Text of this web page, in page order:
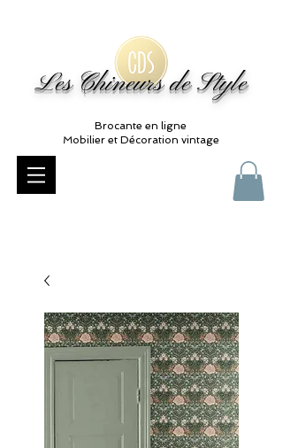
Les Chineurs de Style
Brocante en ligne
Mobilier et Décoration vintage